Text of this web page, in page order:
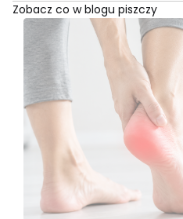
Zobacz co w blogu piszczy